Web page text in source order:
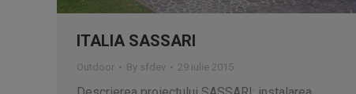
ITALIA SASSARI
Outdoor By sfdev 29 iulie 2015